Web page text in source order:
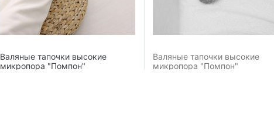
Валяные тапочки высокие
микропора "Помпон"
Валяные тапочки высокие
микропора "Помпон"